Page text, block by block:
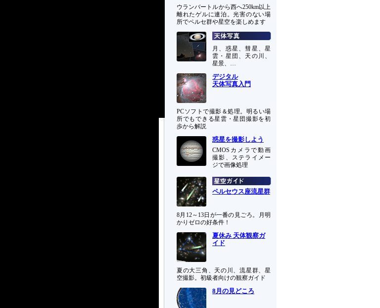
ウランバートルから西へ250km以上
離れたゲルに連泊。光害のない場
所でペルセ群や星空を楽しめます
月、惑星、彗星、星
雲・星団、天の川、
星景、…
デジタル
天体写真入門
PCソフトで撮影＆処理。明るい場
所でもできる星雲・星団撮影を初
歩から解説
惑星を撮影しよう
CMOSカメラで動画
撮影、ステライメー
ジで画像処理
ペルセウス座流星群
8月12～13日が一番の見ごろ。月明
かりゼロの好条件！
夏休み 天体観察ガ
イド
夏の大三角、天の川、流星群、星
空撮影。初級者向けの観察ガイド
8月の見どころ